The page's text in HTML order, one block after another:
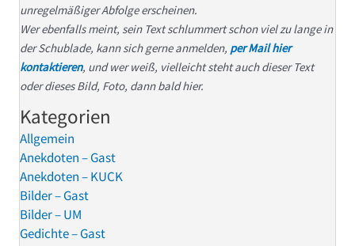
unregelmäßiger Abfolge erscheinen.
Wer ebenfalls meint, sein Text schlummert schon viel zu lange in
der Schublade, kann sich gerne anmelden, per Mail hier
kontaktieren, und wer weiß, vielleicht steht auch dieser Text
oder dieses Bild, Foto, dann bald hier.
Kategorien
Allgemein
Anekdoten – Gast
Anekdoten – KUCK
Bilder – Gast
Bilder – UM
Gedichte – Gast